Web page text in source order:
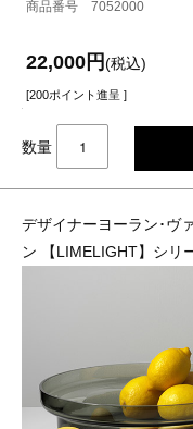
7052000
22,000円(税込)
[200ポイント進呈 ]
数量
デザイナーヨーラン･ヴ
ン 【LIMELIGHT】シリ